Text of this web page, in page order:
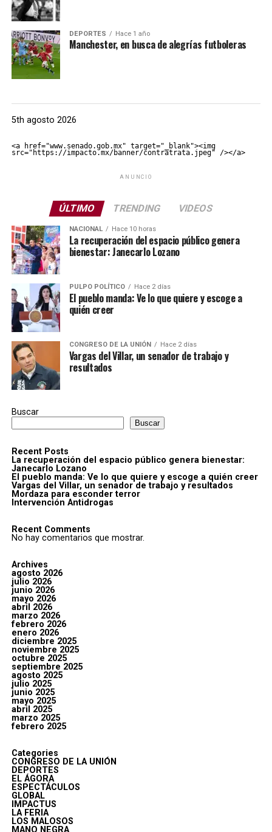
DEPORTES Hace 1 año
Manchester, en busca de alegrías futboleras
5th agosto 2026
<a href="www.senado.gob.mx" target="_blank"><img
src="https://impacto.mx/banner/contratrata.jpeg" /></a>
ANUNCIO
ÚLTIMO TRENDING VIDEOS
NACIONAL Hace 10 horas
La recuperación del espacio público genera
bienestar: Janecarlo Lozano
PULPO POLÍTICO Hace 2 días
El pueblo manda: Ve lo que quiere y escoge a
quién creer
CONGRESO DE LA UNIÓN Hace 2 días
Vargas del Villar, un senador de trabajo y
resultados
Buscar
Buscar
Recent Posts
La recuperación del espacio público genera bienestar:
Janecarlo Lozano
El pueblo manda: Ve lo que quiere y escoge a quién creer
Vargas del Villar, un senador de trabajo y resultados
Mordaza para esconder terror
Intervención Antidrogas
Recent Comments
No hay comentarios que mostrar.
Archives
agosto 2026
julio 2026
junio 2026
mayo 2026
abril 2026
marzo 2026
febrero 2026
enero 2026
diciembre 2025
noviembre 2025
octubre 2025
septiembre 2025
agosto 2025
julio 2025
junio 2025
mayo 2025
abril 2025
marzo 2025
febrero 2025
Categories
CONGRESO DE LA UNIÓN
DEPORTES
EL ÁGORA
ESPECTÁCULOS
GLOBAL
IMPACTUS
LA FERIA
LOS MALOSOS